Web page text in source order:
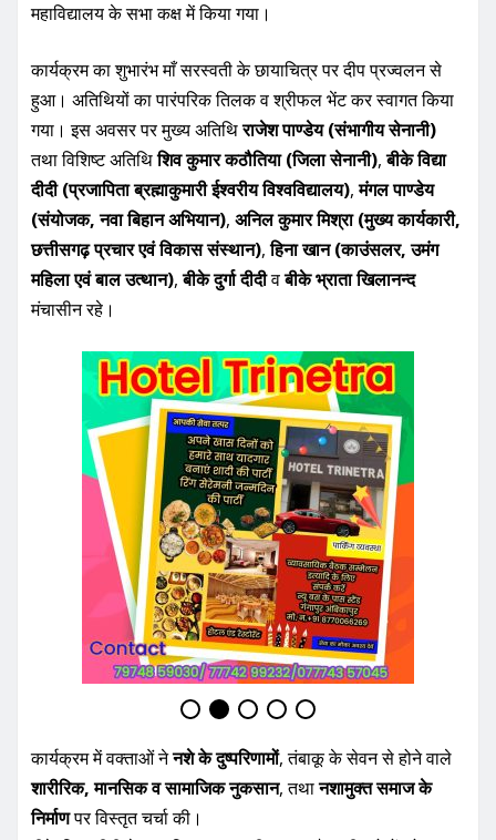
महाविद्यालय के सभा कक्ष में किया गया।
कार्यक्रम का शुभारंभ माँ सरस्वती के छायाचित्र पर दीप प्रज्वलन से
हुआ। अतिथियों का पारंपरिक तिलक व श्रीफल भेंट कर स्वागत किया
गया। इस अवसर पर मुख्य अतिथिराजेश पाण्डेय (संभागीय सेनानी)
तथा विशिष्ट अतिथिशिव कुमार कठौतिया (जिला सेनानी),बीके विद्या
दीदी (प्रजापिता ब्रह्माकुमारी ईश्वरीय विश्वविद्यालय),मंगल पाण्डेय
(संयोजक, नवा बिहान अभियान), अनिल कुमार मिश्रा (मुख्य कार्यकारी,
छत्तीसगढ़ प्रचार एवं विकास संस्थान),हिना खान (काउंसलर, उमंग
महिला एवं बाल उत्थान),बीके दुर्गा दीदीवबीके भ्राता खिलानन्द
मंचासीन रहे।
कार्यक्रम में वक्ताओं नेनशे के दुष्परिणामों, तंबाकू के सेवन से होने वाले
शारीरिक, मानसिक व सामाजिक नुकसान, तथा
बीके विद्या दीदी ने कहा कि “नशा हमारी आत्मा और शरीर दोनों को
खोखला कर देता है। इससे दूर रहना ही समाधान है।”
मंगल पाण्डेय ने कहा कि “युवाओं में तनाव, फैशन और पीयर प्रेशर के